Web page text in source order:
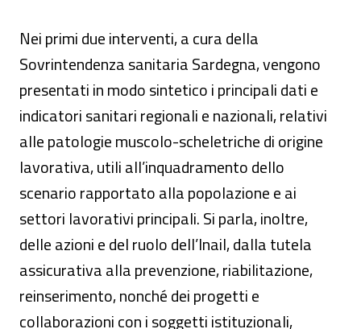
Nei primi due interventi, a cura della
Sovrintendenza sanitaria Sardegna, vengono
presentati in modo sintetico i principali dati e
indicatori sanitari regionali e nazionali, relativi
alle patologie muscolo-scheletriche di origine
lavorativa, utili all’inquadramento dello
scenario rapportato alla popolazione e ai
settori lavorativi principali. Si parla, inoltre,
delle azioni e del ruolo dell’Inail, dalla tutela
assicurativa alla prevenzione, riabilitazione,
reinserimento, nonché dei progetti e
collaborazioni con i soggetti istituzionali,